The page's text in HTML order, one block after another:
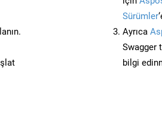
Sürümler
Ayrıca
Swagger
bilgi